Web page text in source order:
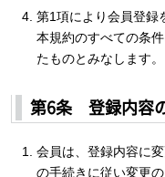
第1項により会員登録
本規約のすべての条
たものとみなします。
第6条 登録内容
会員は、登録内容に
の手続きに従い変更